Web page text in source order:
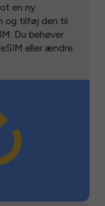
en ny
og tilføj den til
Du behøver
eller ændre